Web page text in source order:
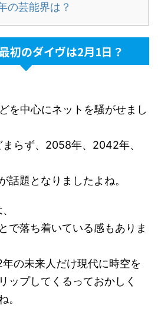
の芸能界は？
初のダイヴは2月1日？
を中心にネットを騒がせまし
らず、2058年、2042年、
話題となりましたよね。
で落ち着いている感もありま
の未来人だけ現代に時空を
ップしてくるっておかしく
。